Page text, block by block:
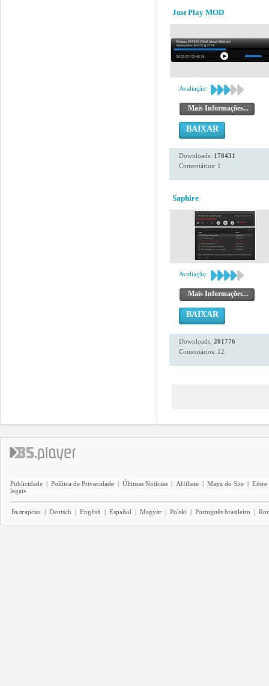
Just Play MOD
Avaliação:
Mais Informações...
BAIXAR
Downloads: 178431
Comentários: 1
Saphire
Avaliação:
Mais Informações...
BAIXAR
Downloads: 201776
Comentários: 12
Publicidade | Política de Privacidade | Últimas Notícias | Affiliate | Mapa do Site | Entre
legais
Български | Deutsch | English | Español | Magyar | Polski | Português brasileiro |